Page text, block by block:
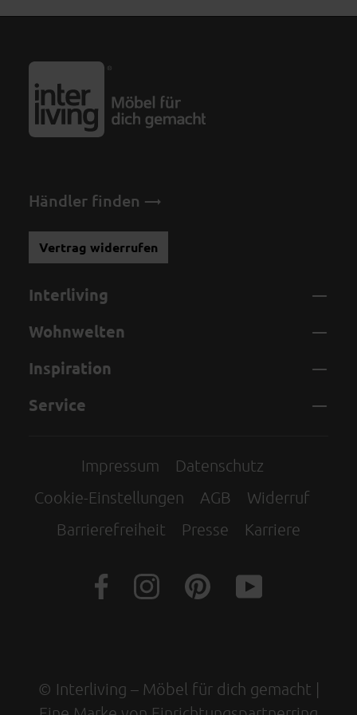
Händler finden
Vertrag widerrufen
Interliving
Wohnwelten
Inspiration
Service
Impressum
Datenschutz
Cookie-Einstellungen
AGB
Widerruf
Barrierefreiheit
Presse Karriere
© Interliving – Möbel für dich gemacht |